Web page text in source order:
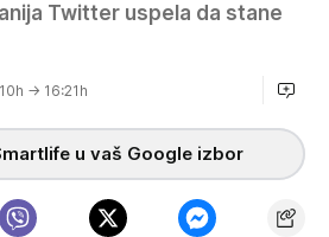
Twitter uspela da stane
→ 16:21h
u vaš Google izbor